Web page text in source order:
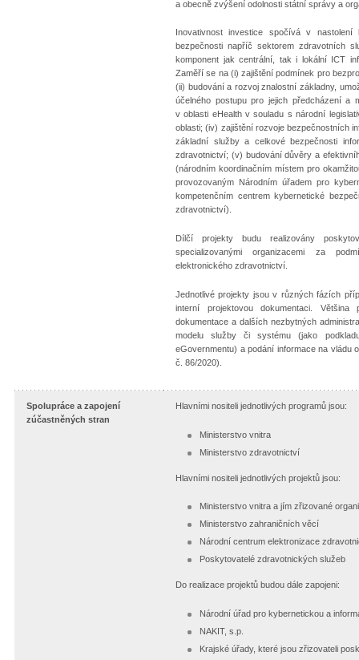
a obecně zvýšení odolnosti státní správy a
Inovativnost investice spočívá v
bezpečnosti napříč sektorem zdravotních
komponent jak centrální, tak i lokální ICT
Zaměří se na (i) zajištění podmínek pro
(ii) budování a rozvoj znalostní základny,
účelného postupu pro jejich předcházení a
v oblasti eHealth v souladu s národní
oblasti; (iv) zajištění rozvoje bezpečnostních
základní služby a celkové bezpečnosti
zdravotnictví; (v) budování důvěry a
(národním koordinačním místem pro
provozovaným Národním úřadem pro
kompetenčním centrem kybernetické
zdravotnictví).
Dílčí projekty budu realizovány
specializovanými organizacemi za
elektronického zdravotnictví.
Jednotlivé projekty jsou v různých fázích
interní projektovou dokumentaci.
dokumentace a dalších nezbytných
modelu služby či systému (jako
eGovernmentu) a podání informace na vládu
č. 86/2020).
Spolupráce a zapojení
zúčastněných stran
Hlavními nositeli jednotlivých programů jsou:
Ministerstvo vnitra
Ministerstvo zdravotnictví
Hlavními nositeli jednotlivých projektů jsou:
Ministerstvo vnitra a jím zřizované
Ministerstvo zahraničních věcí
Národní centrum elektronizace
Poskytovatelé zdravotnických služeb
Do realizace projektů budou dále zapojeni:
Národní úřad pro kybernetickou a
NAKIT, s.p.
Krajské úřady, které jsou zřizovateli